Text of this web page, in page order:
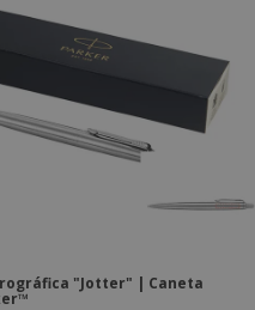
"Jotter" | Caneta